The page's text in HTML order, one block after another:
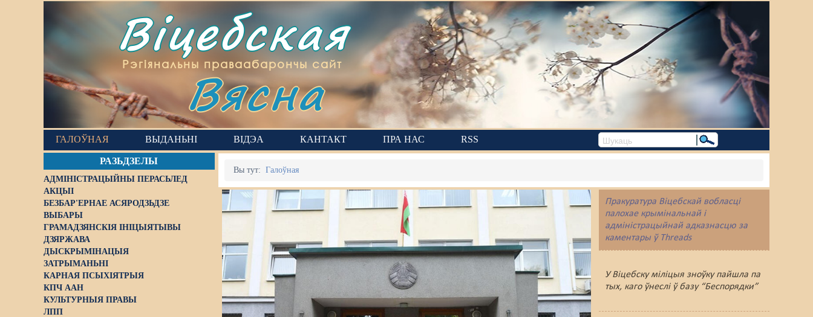
Віцебская
Рэгіянальны праваабарончы сайт
Вясна
ГАЛОЎНАЯ ВЫДАНЬНІ ВІДЭА КАНТАКТ ПРА НАС RSS
РАЗЬДЗЕЛЫ
АДМІНІСТРАЦЫЙНЫ ПЕРАСЬЛЕД
АКЦЫІ
БЕЗБАР'ЕРНАЕ АСЯРОДЗЬДЗЕ
ВЫБАРЫ
ГРАМАДЗЯНСКІЯ ІНІЦЫЯТЫВЫ
ДЗЯРЖАВА
ДЫСКРЫМІНАЦЫЯ
ЗАТРЫМАНЬНІ
КАРНАЯ ПСЫХІЯТРЫЯ
КПЧ ААН
КУЛЬТУРНЫЯ ПРАВЫ
ЛПП
Вы тут:Галоўная
Пракуратура Віцебскай вобласці
палохае крымінальнай і
адміністрацыйнай адказнасцю за
каментары ў Threads
У Віцебску міліцыя зноўку пайшлa па
тых, каго ўнеслі ў базу “Беспорядки”